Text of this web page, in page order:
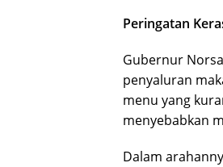
Peringatan
Gubernur
penyaluran
menu yang
menyebabkan
Dalam